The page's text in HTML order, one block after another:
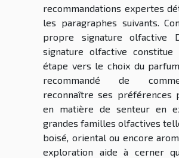
recommandations expertes
les paragraphes suivants.
propre signature olfactive
signature olfactive
étape vers le choix du
recommandé de
reconnaître ses préférences
en matière de senteur en
grandes familles olfactives
boisé, oriental ou encore
exploration aide à cerner